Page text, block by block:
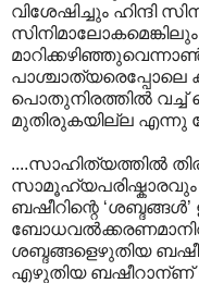
വിശേഷിച്ചും ഹിന്ദി
സിനിമാലോകമെങ്കിലും
പാശ്ചാത്യരെപ്പോലെ
പൊതുനിരത്തില്‍ വച്ച്
മുതിരുകയില്ല എന്നു
....സാഹിത്യത്തില്‍
സാമൂഹ്യപരിഷ്കാരവും
ബഷീറിന്റെ
ശബ്ദങ്ങളെഴുതിയ
എഴുതിയ ബഷീറാന്ണ്